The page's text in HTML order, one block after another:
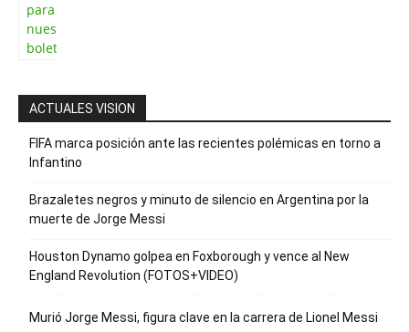
para recibir
nuestro
boletín
ACTUALES VISION
FIFA marca posición ante las recientes polémicas en torno a
Infantino
Brazaletes negros y minuto de silencio en Argentina por la
muerte de Jorge Messi
Houston Dynamo golpea en Foxborough y vence al New
England Revolution (FOTOS+VIDEO)
Murió Jorge Messi, figura clave en la carrera de Lionel Messi